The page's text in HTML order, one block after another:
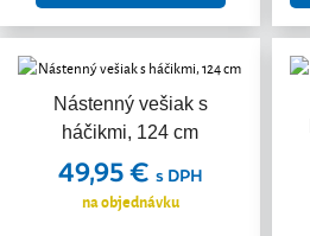
Nástenný vešiak s
háčikmi, 124 cm
49,95 € s DPH
na objednávku